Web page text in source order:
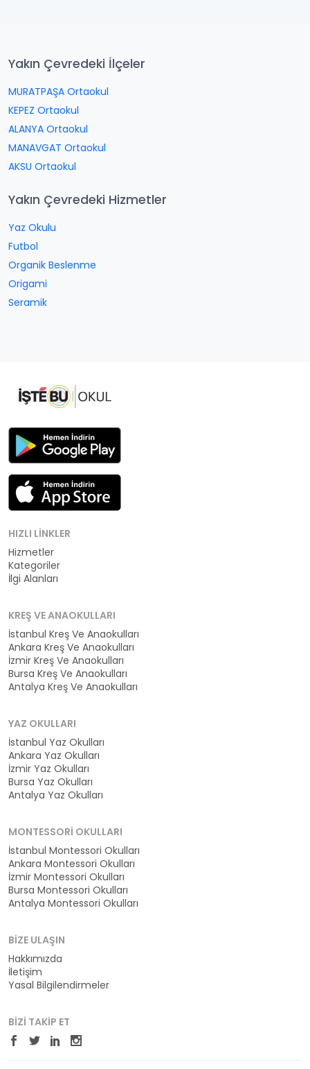
Yakın Çevredeki İlçeler
MURATPAŞA Ortaokul
KEPEZ Ortaokul
ALANYA Ortaokul
MANAVGAT Ortaokul
AKSU Ortaokul
Yakın Çevredeki Hizmetler
Yaz Okulu
Futbol
Organik Beslenme
Origami
Seramik
HIZLI LINKLER
Hizmetler
Kategoriler
İlgi Alanları
KREŞ VE ANAOKULLARI
İstanbul Kreş Ve Anaokulları
Ankara Kreş Ve Anaokulları
İzmir Kreş Ve Anaokulları
Bursa Kreş Ve Anaokulları
Antalya Kreş Ve Anaokulları
YAZ OKULLARI
İstanbul Yaz Okulları
Ankara Yaz Okulları
İzmir Yaz Okulları
Bursa Yaz Okulları
Antalya Yaz Okulları
MONTESSORI OKULLARI
İstanbul Montessori Okulları
Ankara Montessori Okulları
İzmir Montessori Okulları
Bursa Montessori Okulları
Antalya Montessori Okulları
BIZE ULAŞIN
Hakkımızda
İletişim
Yasal Bilgilendirmeler
BIZI TAKIP ET